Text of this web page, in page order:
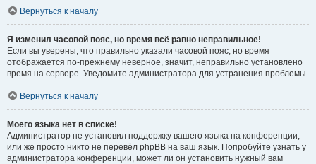
Вернуться к началу
Я изменил часовой пояс, но время всё равно неправильное!
Если вы уверены, что правильно указали часовой пояс, но время
отображается по-прежнему неверное, значит, неправильно установлено
время на сервере. Уведомите администратора для устранения проблемы.
Вернуться к началу
Моего языка нет в списке!
Администратор не установил поддержку вашего языка на конференции,
или же просто никто не перевёл phpBB на ваш язык. Попробуйте узнать у
администратора конференции, может ли он установить нужный вам